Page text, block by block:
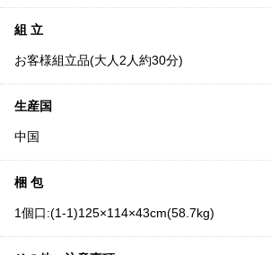
組 立
お客様組立品(大人2人約30分)
生産国
中国
梱 包
1個口:(1-1)125×114×43cm(58.7kg)